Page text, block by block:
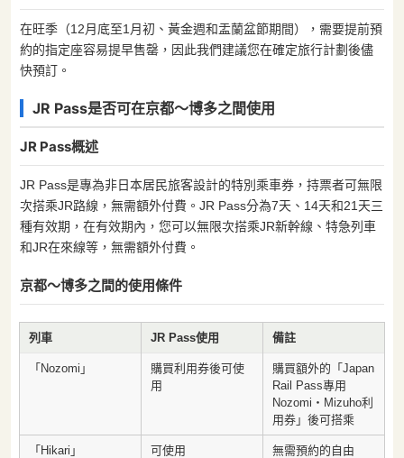
在旺季（12月底至1月初、黃金週和盂蘭盆節期間），需要提前預
約的指定座容易提早售罄，因此我們建議您在確定旅行計劃後儘
快預訂。
JR Pass是否可在京都〜博多之間使用
JR Pass概述
JR Pass是專為非日本居民旅客設計的特別乘車券，持票者可無限
次搭乘JR路線，無需額外付費。JR Pass分為7天、14天和21天三
種有效期，在有效期內，您可以無限次搭乘JR新幹線、特急列車
和JR在來線等，無需額外付費。
京都〜博多之間的使用條件
列車 JR Pass使用 備註
「Nozomi」
購買利用券後可使
用
購買額外的「Japan
Rail Pass專用
Nozomi・Mizuho利
用券」後可搭乘
「Hikari」 可使用
無需預約的自由